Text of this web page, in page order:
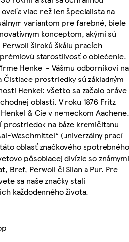
viac než len špecialista na
variantom pre farebné, biele
konceptom, akými sú
širokú škálu pracích
starostlivosť o oblečenie.
Henkel - Vášmu odborníkovi na
prostriedky sú základným
Henkel: všetko sa začalo práve
oblasti. V roku 1876 Fritz
& Cie v nemeckom Aachene.
prostriedok na báze kremičitanu
Waschmittel“ (univerzálny prací
oblasť značkového spotrebného
pôsobiacej divízie so známymi
Bref, Perwoll či Silan a Pur. Pre
sa naše značky stali
každodenného života.